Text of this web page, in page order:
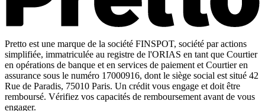
Pretto est une marque de la société FINSPOT, société par actions
simplifiée, immatriculée au registre de l'ORIAS en tant que Courtier
en opérations de banque et en services de paiement et Courtier en
assurance sous le numéro 17000916, dont le siège social est situé 42
Rue de Paradis, 75010 Paris. Un crédit vous engage et doit être
remboursé. Vérifiez vos capacités de remboursement avant de vous
engager.